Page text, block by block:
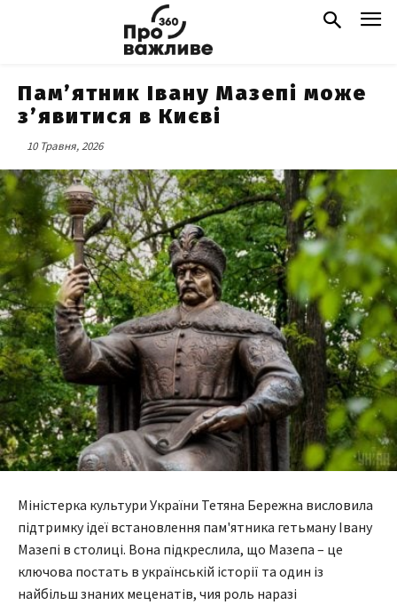
Пам’ятник Івану Мазепі може
з’явитися в Києві
10 Травня, 2026
Міністерка культури України Тетяна Бережна висловила
підтримку ідеї встановлення пам'ятника гетьману Івану
Мазепі в столиці. Вона підкреслила, що Мазепа – це
ключова постать в українській історії та один із
найбільш знаних меценатів, чия роль наразі